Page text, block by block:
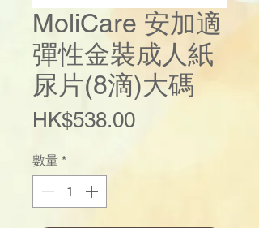
MoliCare 安加適
彈性金裝成人紙
尿片(8滴)大碼
HK$538.00價
數量 *